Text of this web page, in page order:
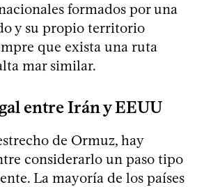
formados por una
y su propio territorio
que exista una ruta
mar similar.
entre Irán y EEUU
de Ormuz, hay
considerarlo un paso tipo
La mayoría de los países